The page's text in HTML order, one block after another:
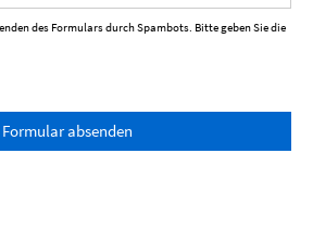
des Formulars durch Spambots. Bitte geben Sie die
Formular absenden